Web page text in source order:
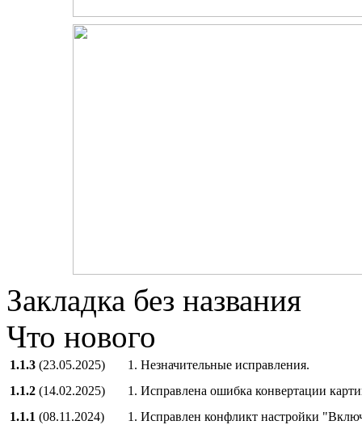
Закладка без названия
Что нового
1.1.3 (23.05.2025)
1. Незначительные исправления.
1.1.2 (14.02.2025)
1. Исправлена ошибка конвертации
1.1.1 (08.11.2024)
1. Исправлен конфликт настройки